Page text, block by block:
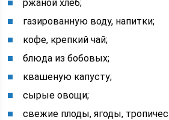
ржаной хлеб;
газированную воду, напитки;
кофе, крепкий чай;
блюда из бобовых;
квашеную капусту;
сырые овощи;
свежие плоды, ягоды,